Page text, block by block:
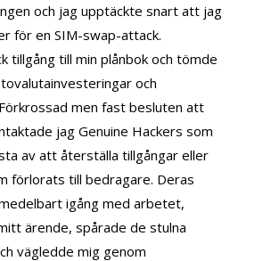
och jag upptäckte snart att jag
för en SIM-swap-attack.
tillgång till min plånbok och tömde
och
men fast besluten att
jag Genuine Hackers som
av att återställa tillgångar eller
förlorats till bedragare. Deras
igång med arbetet,
ärende, spårade de stulna
vägledde mig genom